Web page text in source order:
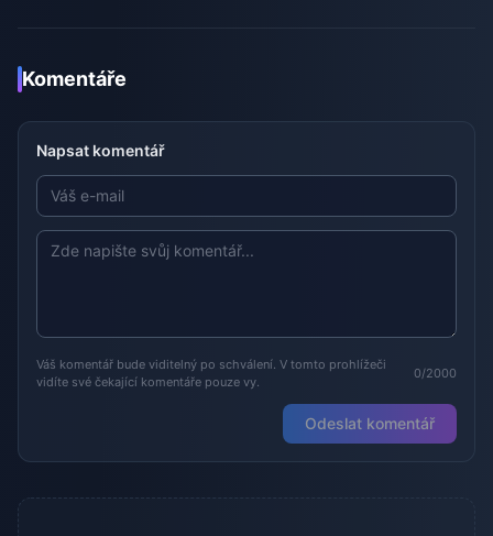
Komentáře
Napsat komentář
Váš komentář bude viditelný po schválení. V tomto prohlížeči
vidíte své čekající komentáře pouze vy.
0/2000
Odeslat komentář